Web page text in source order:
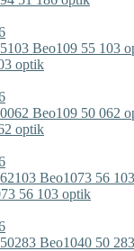
optik
optik
56 103 optik